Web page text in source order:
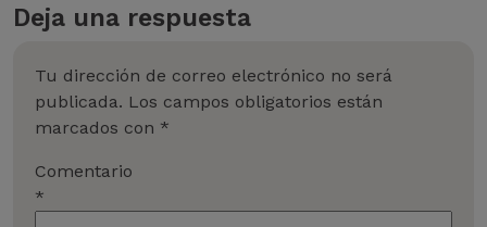
Deja una respuesta
Tu dirección de correo electrónico no será
publicada. Los campos obligatorios están
marcados con *
Comentario
*